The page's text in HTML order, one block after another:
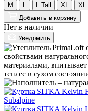
M L Tall XL XL
Добавить в корзину
Нет в наличии
Уведомить